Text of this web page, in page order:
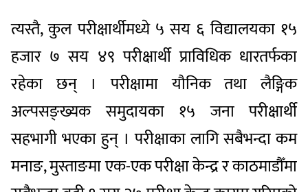
त्यस्तै, कुल परीक्षार्थीमध्ये ५ सय ६ विद्यालयका १५
हजार ७ सय ४९ परीक्षार्थी प्राविधिक धारतर्फका
रहेका छन् । परीक्षामा यौनिक तथा लैङ्गिक
अल्पसङ्ख्यक समुदायका १५ जना परीक्षार्थी
सहभागी भएका हुन् । परीक्षाका लागि सबैभन्दा कम
मनाङ, मुस्ताङमा एक-एक परीक्षा केन्द्र र काठमाडौँमा